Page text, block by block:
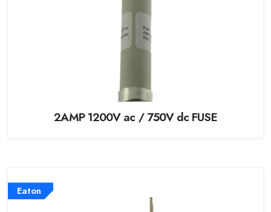
2AMP 1200V ac / 750V dc FUSE
Eaton